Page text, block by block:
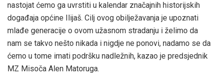
nastojat ćemo ga uvrstiti u kalendar značajnih historijskih
događaja općine Ilijaš. Cilj ovog obilježavanja je upoznati
mlađe generacije o ovom užasnom stradanju i želimo da
nam se takvo nešto nikada i nigdje ne ponovi, nadamo se da
ćemo u tome imati podršku nadležnih, kazao je predsjednik
MZ Misoča Alen Matoruga.